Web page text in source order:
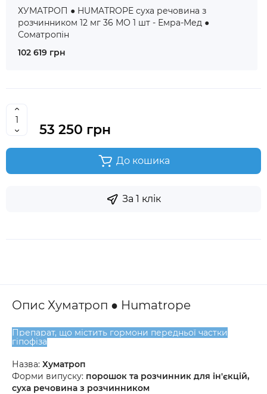
ХУМАТРОП ● HUMATROPE суха речовина з
розчинником 12 мг 36 МО 1 шт - Емра-Мед ●
Соматропін
102 619 грн
53 250 грн
До кошика
За 1 клік
Опис Хуматроп ● Humatrope
Препарат, що містить гормони передньої частки
гіпофіза
Назва: Хуматроп
Форми випуску: порошок та розчинник для ін'єкцій,
суха речовина з розчинником